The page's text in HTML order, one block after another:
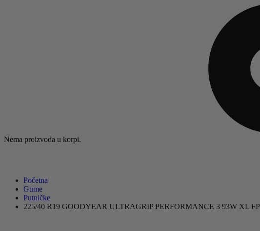
Nema proizvoda u korpi.
Početna
Gume
Putničke
225/40 R19 GOODYEAR ULTRAGRIP PERFORMANCE 3 93W XL FP